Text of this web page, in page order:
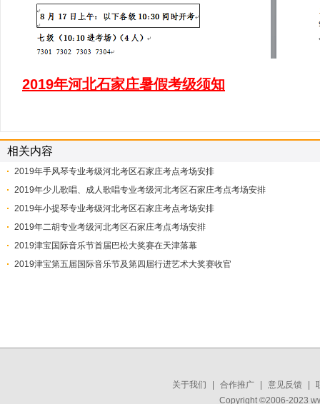
2019年河北石家庄暑假考级须知
相关内容
2019年手风琴专业考级河北考区石家庄考点考场安排
2019年少儿歌唱、成人歌唱专业考级河北考区石家庄考点考场安排
2019年小提琴专业考级河北考区石家庄考点考场安排
2019年二胡专业考级河北考区石家庄考点考场安排
2019津宝国际音乐节首届巴松大奖赛在天津落幕
2019津宝第五届国际音乐节及第四届行进艺术大奖赛收官
关于我们 合作推广 意见反馈
Copyright ©2006-2023